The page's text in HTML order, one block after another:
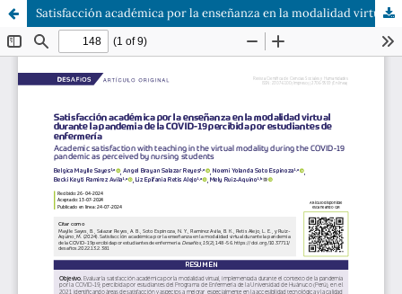
Satisfacción académica por la enseñanza en la modalidad virtual durante la pandemia de la COVID-19 percibida por estudiantes de enfermería